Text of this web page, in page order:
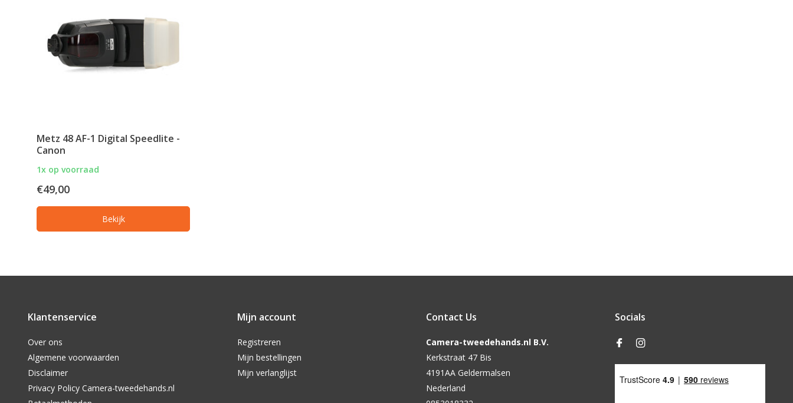
Metz 48 AF-1 Digital Speedlite -
Canon
1x op voorraad
€49,00
Bekijk
Klantenservice
Over ons
Algemene voorwaarden
Disclaimer
Privacy Policy Camera-tweedehands.nl
Mijn account
Registreren
Mijn bestellingen
Mijn verlanglijst
Contact Us
Camera-tweedehands.nl B.V.
Kerkstraat 47 Bis
4191AA Geldermalsen
Nederland
Socials